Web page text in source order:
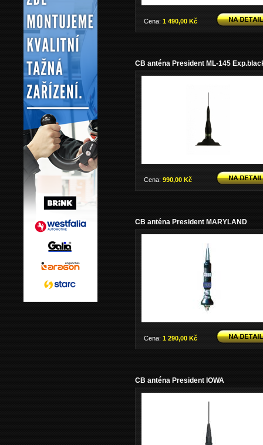
Cena: 1 490,00 Kč
CB anténa President ML-145
Cena: 990,00 Kč
CB anténa President MARYLAND
Cena: 1 290,00 Kč
CB anténa President IOWA